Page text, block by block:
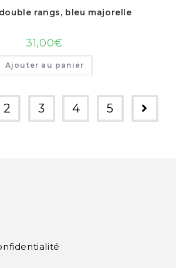
rangs, bleu majorelle
31,00€
Ajouter au panier
2 3 4 5